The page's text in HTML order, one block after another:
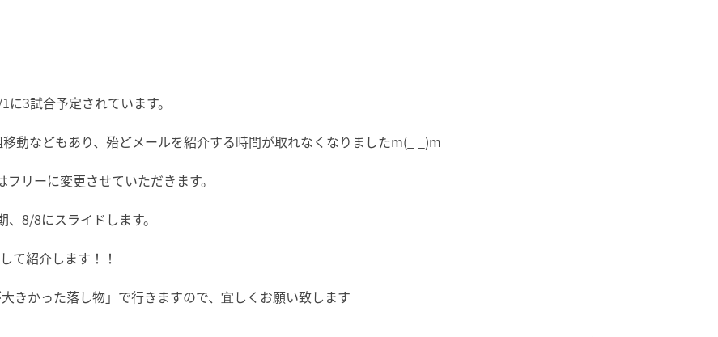
3試合予定されています。
動などもあり、殆どメールを紹介する時間が取れなくなりましたm(_ _)m
リーに変更させていただきます。
、8/8にスライドします。
て紹介します！！
きかった落し物」で行きますので、宜しくお願い致します